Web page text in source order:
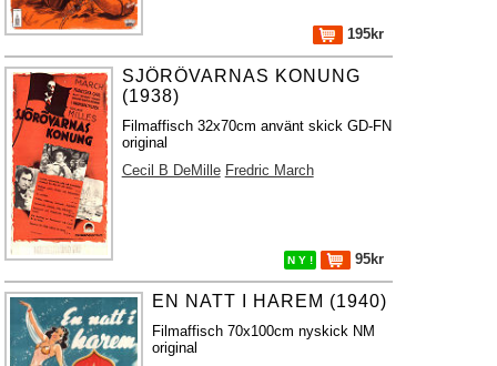
195kr
SJÖRÖVARNAS KONUNG
(1938)
Filmaffisch 32x70cm använt skick GD-FN
original
Cecil B DeMille Fredric March
N Y ! 95kr
EN NATT I HAREM (1940)
Filmaffisch 70x100cm nyskick NM
original